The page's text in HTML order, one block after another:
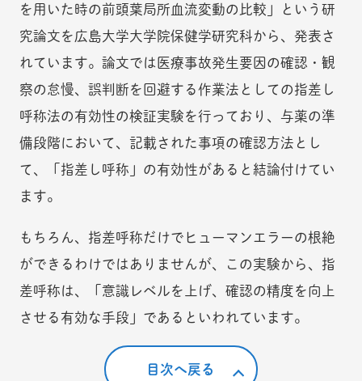
を用いた時の前頭葉局所血流変動の比較」という研
究論文を広島大学大学院保健学研究科から、発表さ
れています。論文では医療事故発生要因の確認・観
察の怠慢、誤判断を回避する作業法としての指差し
呼称法の有効性の検証実験を行っており、与薬の準
備段階において、記載された事項の確認方法とし
て、「指差し呼称」の有効性があると結論付けてい
ます。
もちろん、指差呼称だけでヒューマンエラーの根絶
ができるわけではありませんが、この実験から、指
差呼称は、「意識レベルを上げ、確認の精度を向上
させる有効な手段」であるといわれています。
目次へ戻る